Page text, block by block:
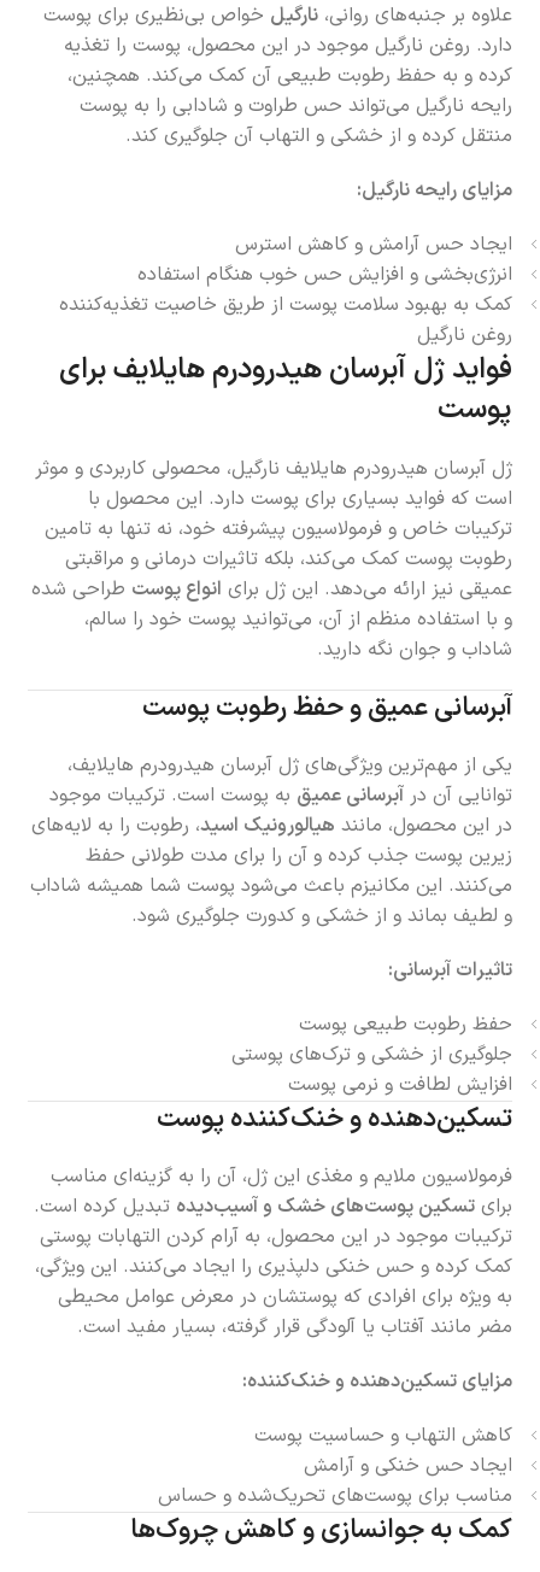
علاوه بر جنبه‌های روانی،نارگیل خواص بی‌نظیری برای پوست
دارد. روغن نارگیل موجود در این محصول، پوست را تغذیه
کرده و به حفظ رطوبت طبیعی آن کمک می‌کند. همچنین،
رایحه نارگیل می‌تواند حس طراوت و شادابی را به پوست
منتقل کرده و از خشکی و التهاب آن جلوگیری کند.
مزایای رایحه نارگیل:
ایجاد حس آرامش و کاهش استرس
انرژی‌بخشی و افزایش حس خوب هنگام استفاده
کمک به بهبود سلامت پوست از طریق خاصیت تغذیه‌کننده
روغن نارگیل
فواید ژل آبرسان هیدرودرم هایلایف برای
پوست
ژل آبرسان هیدرودرم هایلایف نارگیل، محصولی کاربردی و موثر
است که فواید بسیاری برای پوست دارد. این محصول با
ترکیبات خاص و فرمولاسیون پیشرفته خود، نه تنها به تامین
رطوبت پوست کمک می‌کند، بلکه تاثیرات درمانی و مراقبتی
عمیقی نیز ارائه می‌دهد. این ژل برای انواع پوست طراحی شده
و با استفاده منظم از آن، می‌توانید پوست خود را سالم،
شاداب و جوان نگه دارید.
آبرسانی عمیق و حفظ رطوبت پوست
یکی از مهم‌ترین ویژگی‌های ژل آبرسان هیدرودرم هایلایف،
توانایی آن درآبرسانی عمیق به پوست است. ترکیبات موجود
در این محصول، مانند هیالورونیک اسید، رطوبت را به لایه‌های
زیرین پوست جذب کرده و آن را برای مدت طولانی حفظ
می‌کنند. این مکانیزم باعث می‌شود پوست شما همیشه شاداب
و لطیف بماند و از خشکی و کدورت جلوگیری شود.
تاثیرات آبرسانی:
حفظ رطوبت طبیعی پوست
جلوگیری از خشکی و ترک‌های پوستی
افزایش لطافت و نرمی پوست
تسکین‌دهنده و خنک‌کننده پوست
فرمولاسیون ملایم و مغذی این ژل، آن را به گزینه‌ای مناسب
برایتسکین پوست‌های خشک و آسیب‌دیده تبدیل کرده است.
ترکیبات موجود در این محصول، به آرام کردن التهابات پوستی
کمک کرده و حس خنکی دلپذیری را ایجاد می‌کنند. این ویژگی،
به ویژه برای افرادی که پوستشان در معرض عوامل محیطی
مضر مانند آفتاب یا آلودگی قرار گرفته، بسیار مفید است.
مزایای تسکین‌دهنده و خنک‌کننده:
کاهش التهاب و حساسیت پوست
ایجاد حس خنکی و آرامش
مناسب برای پوست‌های تحریک‌شده و حساس
کمک به جوانسازی و کاهش چروک‌ها